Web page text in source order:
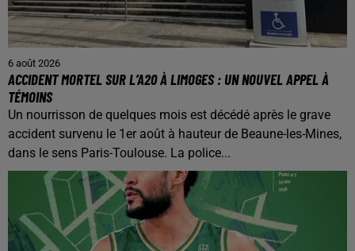
6 août 2026
ACCIDENT MORTEL SUR L’A20 À LIMOGES : UN NOUVEL APPEL À
TÉMOINS
Un nourrisson de quelques mois est décédé après le grave
accident survenu le 1er août à hauteur de Beaune-les-Mines,
dans le sens Paris-Toulouse. La police...